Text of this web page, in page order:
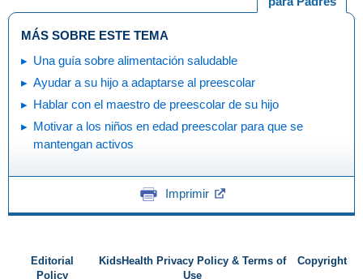
MÁS SOBRE ESTE TEMA
Una guía sobre alimentación saludable
Ayudar a su hijo a adaptarse al preescolar
Hablar con el maestro de preescolar de su hijo
Motivar a los niños en edad preescolar para que se
mantengan activos
Imprimir
Editorial
Policy
KidsHealth Privacy Policy & Terms of
Use
Copyright